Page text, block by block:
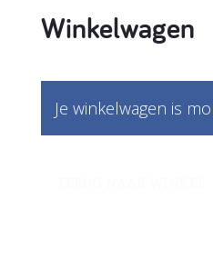
Winkelwagen
Je winkelwagen is